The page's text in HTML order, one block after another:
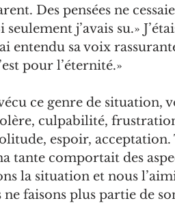
Des pensées ne
j’avais su.»
entendu sa voix
pour l’éternité.»
ce genre de
culpabilité,
espoir,
tante comportait des
la situation et nous
faisons plus partie de